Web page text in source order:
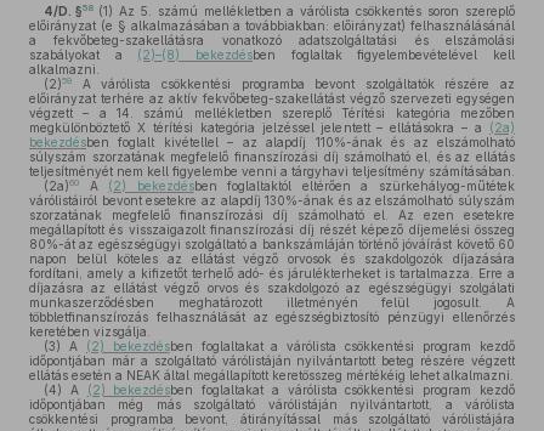
4/D. §58 (1) Az 5. számú mellékletben a várólista csökkentés soron szereplő
előirányzat (e § alkalmazásában a továbbiakban: előirányzat) felhasználásánál
a fekvőbeteg-szakellátásra vonatkozó adatszolgáltatási és elszámolási
szabályokat a (2)–(8) bekezdésben foglaltak figyelembevételével kell
alkalmazni.
(2)59
A várólista csökkentési programba bevont szolgáltatók részére az
előirányzat terhére az aktív fekvőbeteg-szakellátást végző szervezeti egységen
végzett – a 14. számú mellékletben szereplő Térítési kategória mezőben
megkülönböztető X térítési kategória jelzéssel jelentett – ellátásokra – a (2a)
bekezdésben foglalt kivétellel – az alapdíj 110%-ának és az elszámolható
súlyszám szorzatának megfelelő finanszírozási díj számolható el, és az ellátás
teljesítményét nem kell figyelembe venni a tárgyhavi teljesítmény számításában.
(2a)60 A (2) bekezdésben foglaltaktól eltérően a szürkehályog-műtétek
várólistáiról bevont esetekre az alapdíj 130%-ának és az elszámolható súlyszám
szorzatának megfelelő finanszírozási díj számolható el. Az ezen esetekre
megállapított és visszaigazolt finanszírozási díj részét képező díjemelési összeg
80%-át az egészségügyi szolgáltató a bankszámláján történő jóváírást követő 60
napon belül köteles az ellátást végző orvosok és szakdolgozók díjazására
fordítani, amely a kifizetőt terhelő adó- és járulékterheket is tartalmazza. Erre a
díjazásra az ellátást végző orvos és szakdolgozó az egészségügyi szolgálati
munkaszerződésben meghatározott illetményén felül jogosult. A
többletfinanszírozás felhasználását az egészségbiztosító pénzügyi ellenőrzés
keretében vizsgálja.
(3) A (2) bekezdésben foglaltakat a várólista csökkentési program kezdő
időpontjában már a szolgáltató várólistáján nyilvántartott beteg részére végzett
ellátás esetén a NEAK által megállapított keretösszeg mértékéig lehet alkalmazni.
(4) A (2) bekezdésben foglaltakat a várólista csökkentési program kezdő
időpontjában még más szolgáltató várólistáján nyilvántartott, a várólista
csökkentési programba bevont, átirányítással más szolgáltató várólistájára